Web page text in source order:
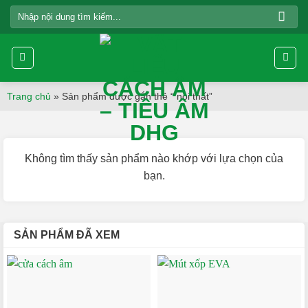
SkipTÌM
KIẾM:
Trang chủ » Sản phẩm được gắn thẻ “ nội thất”
Không tìm thấy sản phẩm nào khớp với lựa chọn của
bạn.
SẢN PHẨM ĐÃ XEM